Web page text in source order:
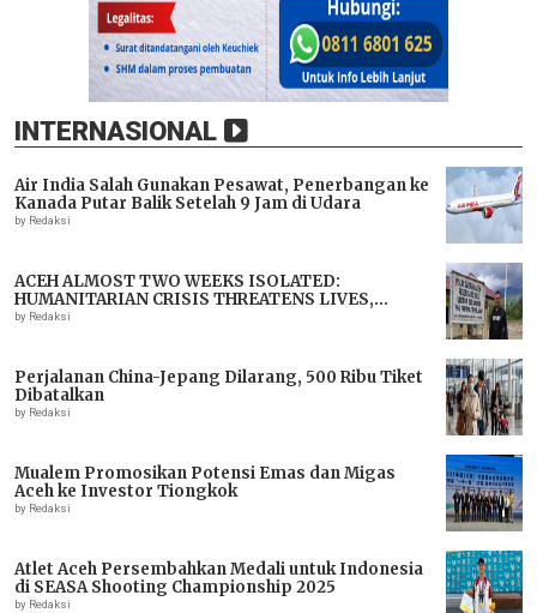
INTERNASIONAL
Air India Salah Gunakan Pesawat, Penerbangan ke
Kanada Putar Balik Setelah 9 Jam di Udara
by Redaksi
ACEH ALMOST TWO WEEKS ISOLATED:
HUMANITARIAN CRISIS THREATENS LIVES,
IMMEDIATE ASSISTANCE URGENTLY NEEDED
by Redaksi
Perjalanan China-Jepang Dilarang, 500 Ribu Tiket
Dibatalkan
by Redaksi
Mualem Promosikan Potensi Emas dan Migas
Aceh ke Investor Tiongkok
by Redaksi
Atlet Aceh Persembahkan Medali untuk Indonesia
di SEASA Shooting Championship 2025
by Redaksi